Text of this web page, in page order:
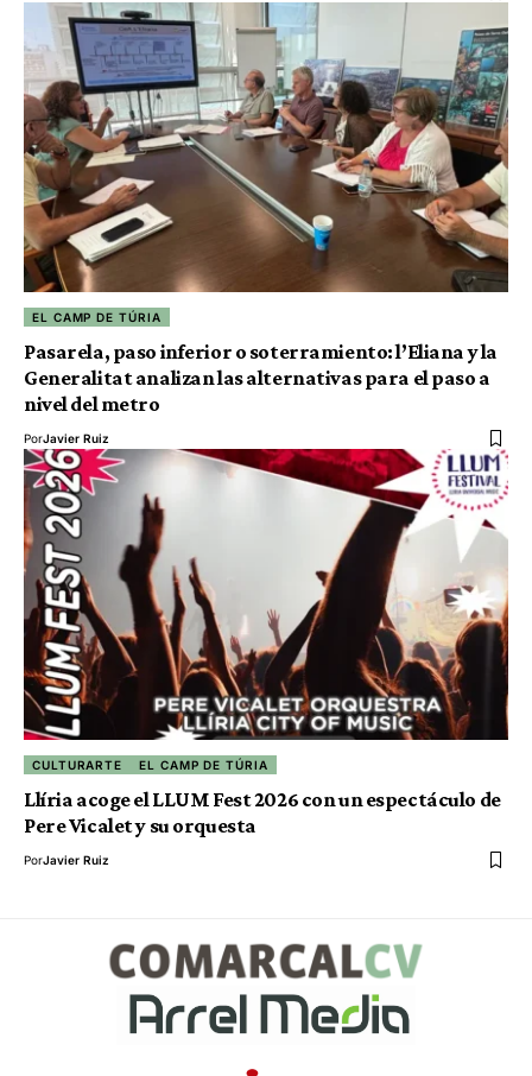
EL CAMP DE TÚRIA
Pasarela, paso inferior o soterramiento: l’Eliana y la
Generalitat analizan las alternativas para el paso a
nivel del metro
PorJavier Ruiz
CULTURARTE EL CAMP DE TÚRIA
Llíria acoge el LLUM Fest 2026 con un espectáculo de
Pere Vicalet y su orquesta
PorJavier Ruiz